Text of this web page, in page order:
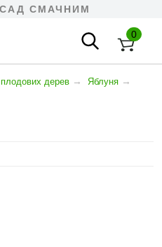
СМАЧНИМ
0
дерев → Яблуня →